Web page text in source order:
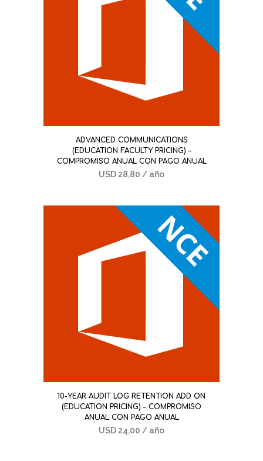
ADVANCED COMMUNICATIONS
(EDUCATION FACULTY PRICING) –
COMPROMISO ANUAL CON PAGO ANUAL
USD 28,80 / año
10-YEAR AUDIT LOG RETENTION ADD ON
(EDUCATION PRICING) – COMPROMISO
ANUAL CON PAGO ANUAL
USD 24,00 / año